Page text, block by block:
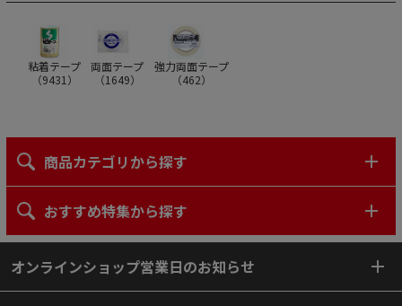
粘着テープ
（9431）
両面テープ
（1649）
強力両面テープ
（462）
商品カテゴリから探す
おすすめ特集から探す
オンラインショップ営業日のお知らせ